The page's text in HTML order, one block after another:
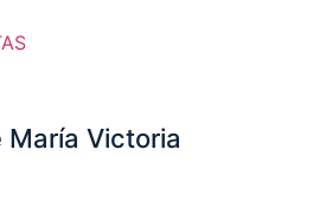
Victoria